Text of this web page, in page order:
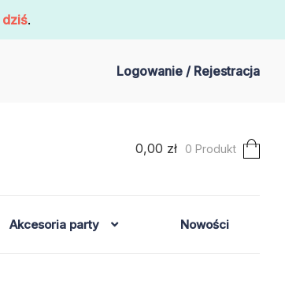
dziś.
Logowanie / Rejestracja
0,00 zł 0 Produkt
Akcesoria party Nowości